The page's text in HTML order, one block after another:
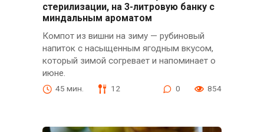
стерилизации, на 3-литровую банку с
миндальным ароматом
Компот из вишни на зиму — рубиновый
напиток с насыщенным ягодным вкусом,
который зимой согревает и напоминает о
июне.
45 мин. 12 0 854